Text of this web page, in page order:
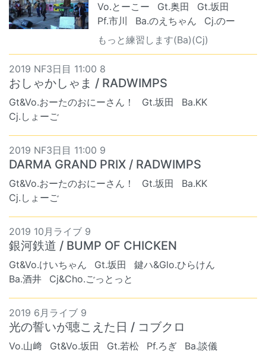
Vo.とーこー Gt.奥田
Gt.坂田
Pf.市川
Ba.のえちゃん
Cj.のー
もっと練習します(Ba)(Cj)
2019 NF3日目 11:00 8
おしゃかしゃま / RADWIMPS
Gt&Vo.おーたのおにーさん！ Gt.坂田
Ba.KK
Cj.しょーご
2019 NF3日目 11:00 9
DARMA GRAND PRIX / RADWIMPS
Gt&Vo.おーたのおにーさん！ Gt.坂田
Ba.KK
Cj.しょーご
2019 10月ライブ 9
銀河鉄道 / BUMP OF CHICKEN
Gt&Vo.けいちゃん Gt.坂田
鍵ハ&Glo.ひらけん
Ba.酒井
Cj&Cho.ごっとっと
2019 6月ライブ 9
光の誓いが聴こえた日 / コブクロ
Vo.山﨑 Gt&Vo.坂田 Gt.若松 Pf.ろぎ
Ba.談儀